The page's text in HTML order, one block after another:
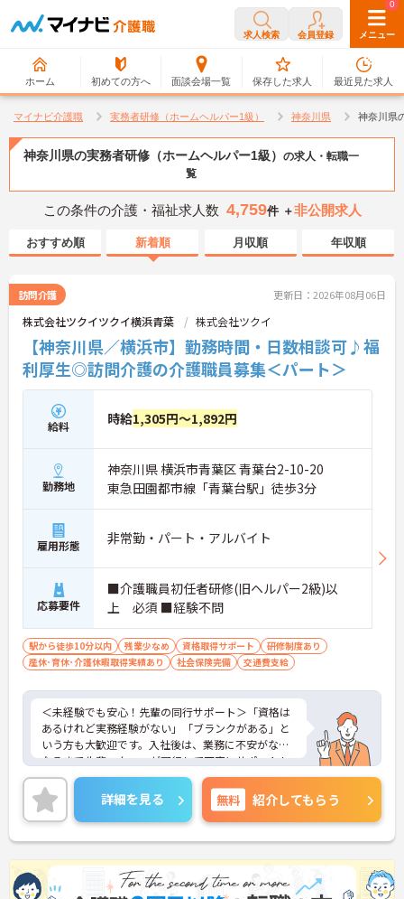
求人検索 会員登録 メニュー
ホーム 初めての方へ 面談会場一覧
0
保存した求人
0
最近見た求人
マイナビ介護職 実務者研修（ホームヘルパー1級） 神奈川県 神奈川県
神奈川県の実務者研修（ホームヘルパー1級） の求人・転職一
覧
この条件の介護・福祉求人数 4,759件 ＋非公開求人
おすすめ順 新着順 月収順 年収順
訪問介護 更新日：2026年08月06日
株式会社ツクイツクイ横浜青葉 株式会社ツクイ
【神奈川県／横浜市】勤務時間・日数相談可♪福
利厚生◎訪問介護の介護職員募集＜パート＞
給料 時給1,305円～1,892円
勤務地
神奈川県 横浜市青葉区 青葉台2-10-20
東急田園都市線「青葉台駅」徒歩3分
雇用形態 非常勤・パート・アルバイト
応募要件
■介護職員初任者研修(旧ヘルパー2級)以
上 必須 ■経験不問
駅から徒歩10分以内 残業少なめ 資格取得サポート
研修制度あり
産休･育休･介護休暇取得実績あり
社会保険完備 交通費支給
＜未経験でも安心！先輩の同行サポート＞「資格は
あるけれど実務経験がない」「ブランクがある」と
いう方も大歓迎です。入社後は、業務に不安がなく
なるまで先輩スタッフが同行して丁寧にサポートし
ます。実際に未経験からスタートしたスタッフも多
く在籍しており、安心してチャレンジできる環境で
す。
＜移動時間も時給発生！充実の手当でしっかり稼げ
る＞訪問介護で気になる「移動時間」にもしっかり
時給（賃金）が支給されます。さらに、身体介護手
当（時給500円UP）や早朝夜間手当、ICT手当など、
各種手当が充実しています。
詳細を見る 無料 紹介してもらう